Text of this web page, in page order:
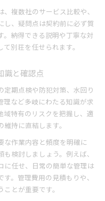
複数社のサービス比較や、
し、疑問点は契約前に必ず質
。納得できる説明や丁寧な対
別荘を任せられます。
識と確認点
定期点検や防犯対策、水回り
理など多岐にわたる知識が求
域特有のリスクを把握し、適
持に直結します。
な作業内容と頻度を明確に
検討しましょう。例えば、
に任せ、日常の簡単な管理は
。管理費用の見積もりや、
とが重要です。